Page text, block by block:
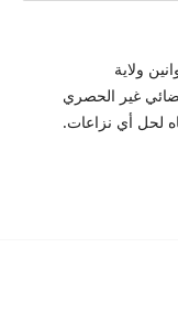
ولاية
غير الحصري
لحل أي نزاعات.